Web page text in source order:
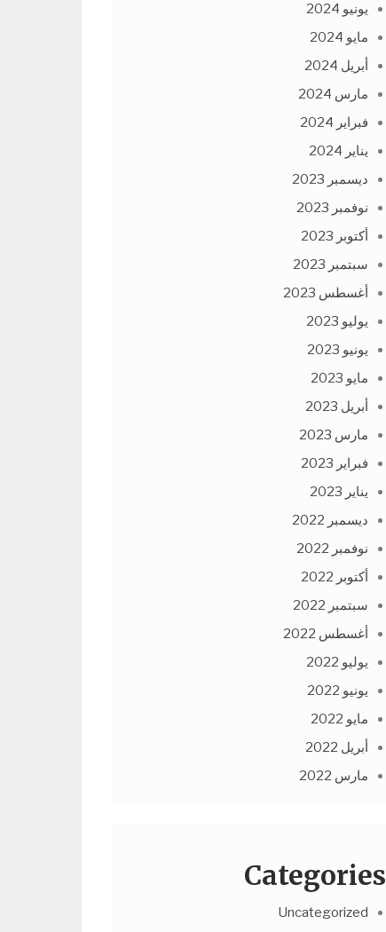
يونيو 2024
مايو 2024
أبريل 2024
مارس 2024
فبراير 2024
يناير 2024
ديسمبر 2023
نوفمبر 2023
أكتوبر 2023
سبتمبر 2023
أغسطس 2023
يوليو 2023
يونيو 2023
مايو 2023
أبريل 2023
مارس 2023
فبراير 2023
يناير 2023
ديسمبر 2022
نوفمبر 2022
أكتوبر 2022
سبتمبر 2022
أغسطس 2022
يوليو 2022
يونيو 2022
مايو 2022
أبريل 2022
مارس 2022
Categories
Uncategorized